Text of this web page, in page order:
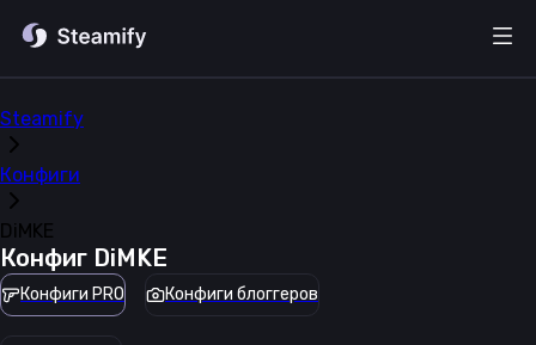
Steamify
Конфиги
DiMKE
Конфиг DiMKE
Конфиги PRO Конфиги блоггеров